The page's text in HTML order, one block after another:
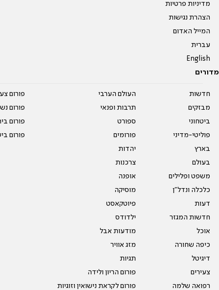
מדיניות פרטיות
הצהרת נגישות
המייל האדום
עברית
English
מדורים
חדשות
מבזקים
ביטחוני
פוליטי-מדיני
בארץ
בעולם
משפט ופלילים
כלכלה ונדל"ן
דעות
חדשות המגזר
אוכל
כיפה שחורה
דיגיטל
צעירים
רפואה שלמה
העולם הערבי
תרבות ופנאי
ספורט
פורומים
יהדות
צרכנות
אופנה
מוסיקה
פיוטקאסט
ילדודס
מודעות אבל
מזג אוויר
תגיות
פורום הריון ולידה
פורום לקראת נישואין וזוגיות
פורום
פורום
פורום
פורום